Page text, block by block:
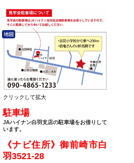
クリックして拡大
駐車場
JAハイナン白羽支店の駐車場をお借りして
います。
《ナビ住所》御前崎市白
羽3521-28